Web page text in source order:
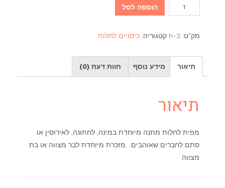
כמות
של
לחלות
פייזלי
הוספה לסל
מק"ט: h-3 קטגוריה: כיסויים לחלות
תיאור מידע נוסף חוות דעת (0)
תיאור
מפית לחלות מתנה מיוחדת במינה, לחתונה, לאירוסין או
סתם לחברים שאוהבים. מזכרת מיוחדת לבר מצווה או בת
מצווה